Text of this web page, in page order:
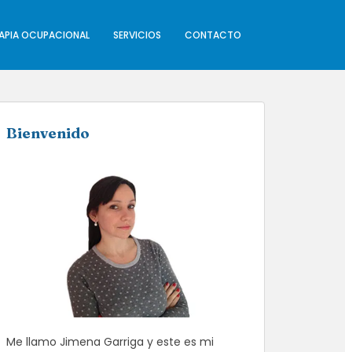
OCUPACIONAL SERVICIOS CONTACTO
Bienvenido
Me llamo Jimena Garriga y este es mi